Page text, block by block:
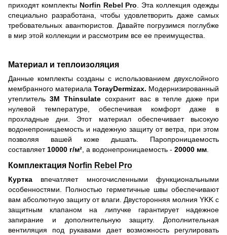
приходят комплекты Norfin Rebel Pro . Эта коллекция одежды
специально разработана, чтобы удовлетворить даже самых
требовательных авантюристов. Давайте погрузимся поглубже
в мир этой коллекции и рассмотрим все ее преимущества.
Материал и теплоизоляция
Данные комплекты созданы с использованием двухслойного
мембранного материала Toray​​​Dermizax. Модернизированный
утеплитель3M Thinsulate сохранит вас в тепле даже при
нулевой температуре, обеспечивая комфорт даже в
прохладные дни. Этот материал обеспечивает высокую
водонепроницаемость и надежную защиту от ветра, при этом
позволяя вашей коже дышать. Паропроницаемость
составляет10000 г/м², а водонепроницаемость - 20000 мм.
Комплектация Norfin Rebel Pro
Куртка впечатляет многочисленными функциональными
особенностями. Полностью герметичные швы обеспечивают
вам абсолютную защиту от влаги. Двусторонняя молния YKK с
защитным клапаном на липучке гарантирует надежное
запирание и дополнительную защиту. Дополнительная
вентиляция под рукавами дает возможность регулировать